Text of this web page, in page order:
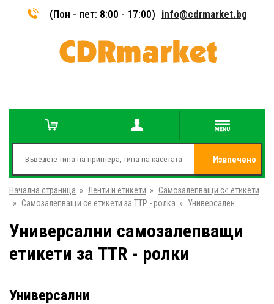
(Пон - пет: 8:00 - 17:00) info@cdrmarket.bg
Извлечено
от
Начална страница » Ленти и етикети » Самозалепващи се етикети
» Самозалепващи се етикети за ТТР - ролка » Универсален
Универсални самозалепващи
етикети за TTR - ролки
Универсални